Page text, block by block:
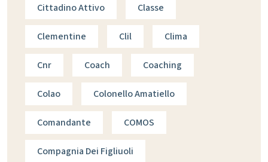
Cittadino Attivo Classe
Clementine Clil Clima
Cnr Coach Coaching
Colao Colonello Amatiello
Comandante COMOS
Compagnia Dei Figliuoli